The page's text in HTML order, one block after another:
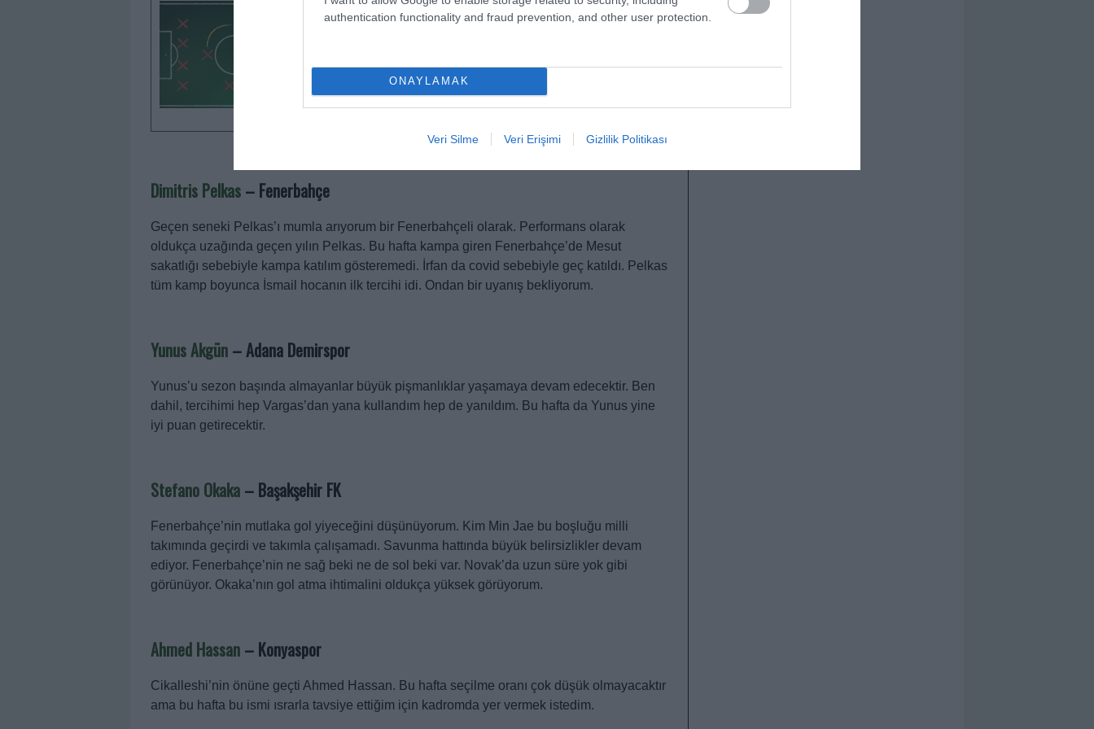
authentication functionality and fraud prevention, and other user protection.
ONAYLAMAK
Veri Silme Veri Erişimi Gizlilik Politikası
Rakipteki önemli oyuncuların eksikliği takımınızdaki
futbolcuların ekstra bir performans gösterip daha yüksek
olmanız gerekiyor.
Dimitris Pelkas – Fenerbahçe
Geçen seneki Pelkas’ı mumla arıyorum bir Fenerbahçeli olarak. Performans olarak
oldukça uzağında geçen yılın Pelkas. Bu hafta kampa giren Fenerbahçe’de Mesut
sakatlığı sebebiyle kampa katılım gösteremedi. İrfan da covid sebebiyle geç katıldı. Pelkas
tüm kamp boyunca İsmail hocanın ilk tercihi idi. Ondan bir uyanış bekliyorum.
Yunus Akgün –Adana Demirspor
Yunus’u sezon başında almayanlar büyük pişmanlıklar yaşamaya devam edecektir. Ben
dahil, tercihimi hep Vargas’dan yana kullandım hep de yanıldım. Bu hafta da Yunus yine
iyi puan getirecektir.
Stefano Okaka – Başakşehir FK
Fenerbahçe’nin mutlaka gol yiyeceğini düşünüyorum. Kim Min Jae bu boşluğu milli
takımında geçirdi ve takımla çalışamadı. Savunma hattında büyük belirsizlikler devam
ediyor. Fenerbahçe’nin ne sağ beki ne de sol beki var. Novak’da uzun süre yok gibi
görünüyor. Okaka’nın gol atma ihtimalini oldukça yüksek görüyorum.
Ahmed Hassan – Konyaspor
Cikalleshi’nin önüne geçti Ahmed Hassan. Bu hafta seçilme oranı çok düşük olmayacaktır
ama bu hafta bu ismi ısrarla tavsiye ettiğim için kadromda yer vermek istedim.